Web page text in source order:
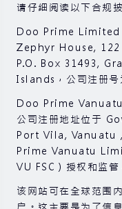
请仔细阅读以下合规披
Doo Prime Limited
Zephyr House,
P.O. Box 31493,
Islands，公司注册
Doo Prime Vanuatu
公司注册地址位于
Port Vila, Vanuatu ,
Prime Vanuatu
VU FSC）授权和监
该网站可在全球范围